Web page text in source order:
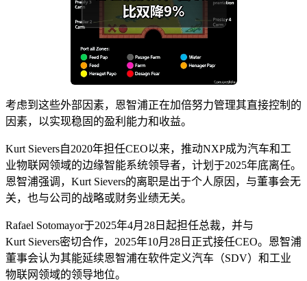
考虑到这些外部因素，恩智浦正在加倍努力管理其直接控制的
因素，以实现稳固的盈利能力和收益。
Kurt Sievers自2020年担任CEO以来，推动NXP成为汽车和工
业物联网领域的边缘智能系统领导者，计划于2025年底离任。
恩智浦强调，Kurt Sievers的离职是出于个人原因，与董事会无
关，也与公司的战略或财务业绩无关。
Rafael Sotomayor于2025年4月28日起担任总裁，并与
Kurt Sievers密切合作，2025年10月28日正式接任CEO。恩智浦
董事会认为其能延续恩智浦在软件定义汽车（SDV）和工业
物联网领域的领导地位。